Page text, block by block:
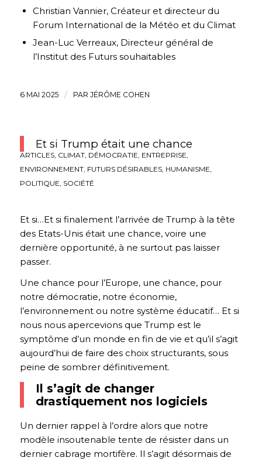
Christian Vannier, Créateur et directeur du
Forum International de la Météo et du Climat
Jean-Luc Verreaux, Directeur général de
l’Institut des Futurs souhaitables
6 MAI 2025 / PAR JÉRÔME COHEN
Et si Trump était une chance
ARTICLES, CLIMAT, DÉMOCRATIE ENTREPRISE
ENVIRONNEMENT, FUTURS DÉSIRABLES, HUMANISME
POLITIQUE SOCIÉTÉ
Et si…Et si finalement l’arrivée de Trump à la tête
des Etats-Unis était une chance, voire une
dernière opportunité, à ne surtout pas laisser
passer.
Une chance pour l’Europe, une chance, pour
notre démocratie, notre économie,
l’environnement ou notre système éducatif… Et si
nous nous apercevions que Trump est le
symptôme d’un monde en fin de vie et qu’il s’agit
aujourd’hui de faire des choix structurants, sous
peine de sombrer définitivement.
Il s’agit de changer
drastiquement nos logiciels
Un dernier rappel à l’ordre alors que notre
modèle insoutenable tente de résister dans un
dernier cabrage mortifère. Il s’agit désormais de